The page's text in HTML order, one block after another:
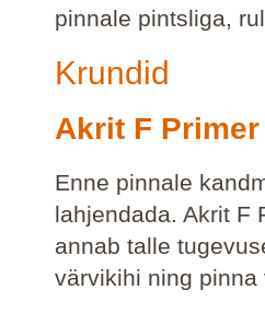
pinnale pintsliga,
Krundid
Akrit F Primer
Enne pinnale
lahjendada. Akrit F
annab talle
värvikihi ning pinna